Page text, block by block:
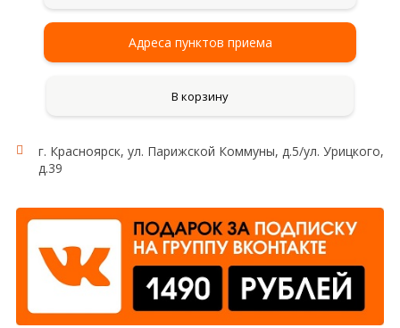
Адреса пунктов приема
В корзину
Рекомендации для сбора и сдачи анализа (суточная
моча)
наружных половых органов без применения
антисептиков. Женщинам не рекомендуется
сдавать анализ мочи во время менструации. Мочу
для исследования собирают на протяжении суток
(24 ч), в том числе и в ночное время. Сразу после
пробуждения (в 6-8 часов утра) пациент мочится в
унитаз (первая утренняя порция для исследования
г. Красноярск, ул. Парижской Коммуны, д.5/ул. Урицкого,
д.39